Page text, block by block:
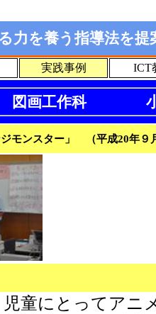
力を養う指導法を提
実践事例 ICT
画工作科 小
モンスター」 （平成20年
童にとってアニ